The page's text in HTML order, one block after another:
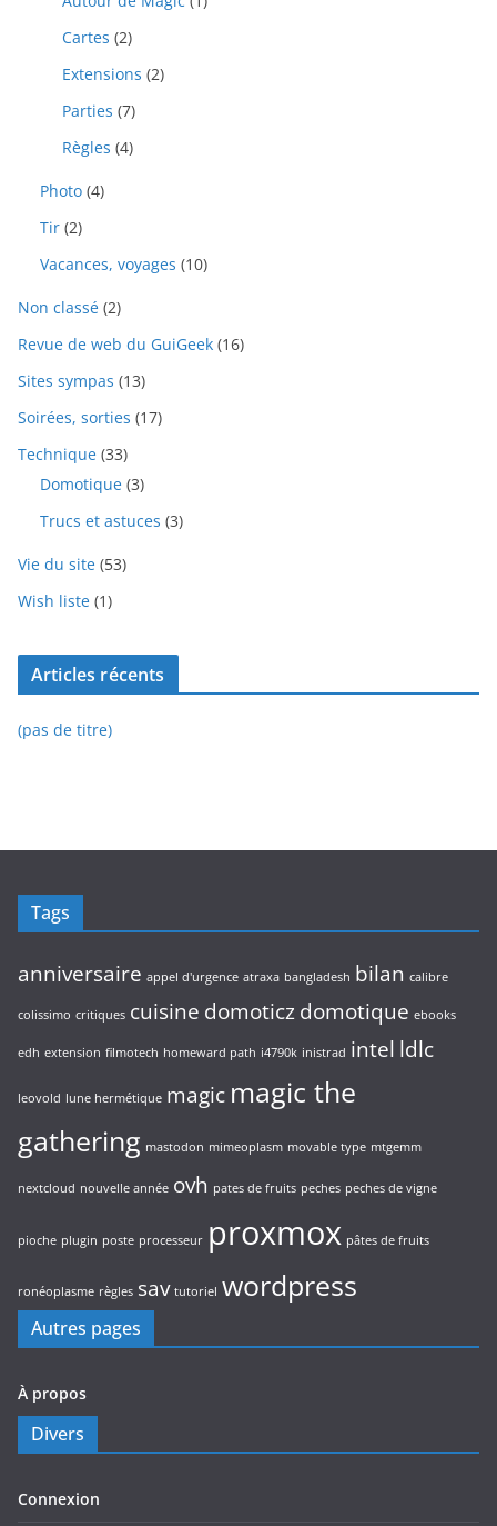
Cartes (2)
Extensions (2)
Parties (7)
Règles (4)
Photo (4)
Tir (2)
Vacances, voyages (10)
Non classé (2)
Revue de web du GuiGeek (16)
Sites sympas (13)
Soirées, sorties (17)
Technique (33)
Domotique (3)
Trucs et astuces (3)
Vie du site (53)
Wish liste (1)
Articles récents
(pas de titre)
Tags
anniversaire appel d'urgence atraxa bangladesh bilan calibre
colissimo critiques cuisine domoticzdomotique ebooks
edh extension filmotech homeward path i4790k inistrad intel ldlc
leovold lune hermétique magic magic the
gathering mastodon mimeoplasm movable type mtgemm
nextcloud nouvelle année ovh pates de fruits peches peches de vigne
pioche plugin poste processeur proxmox pâtes de fruits
ronéoplasme règles sav tutoriel wordpress
Autres pages
À propos
Divers
Connexion